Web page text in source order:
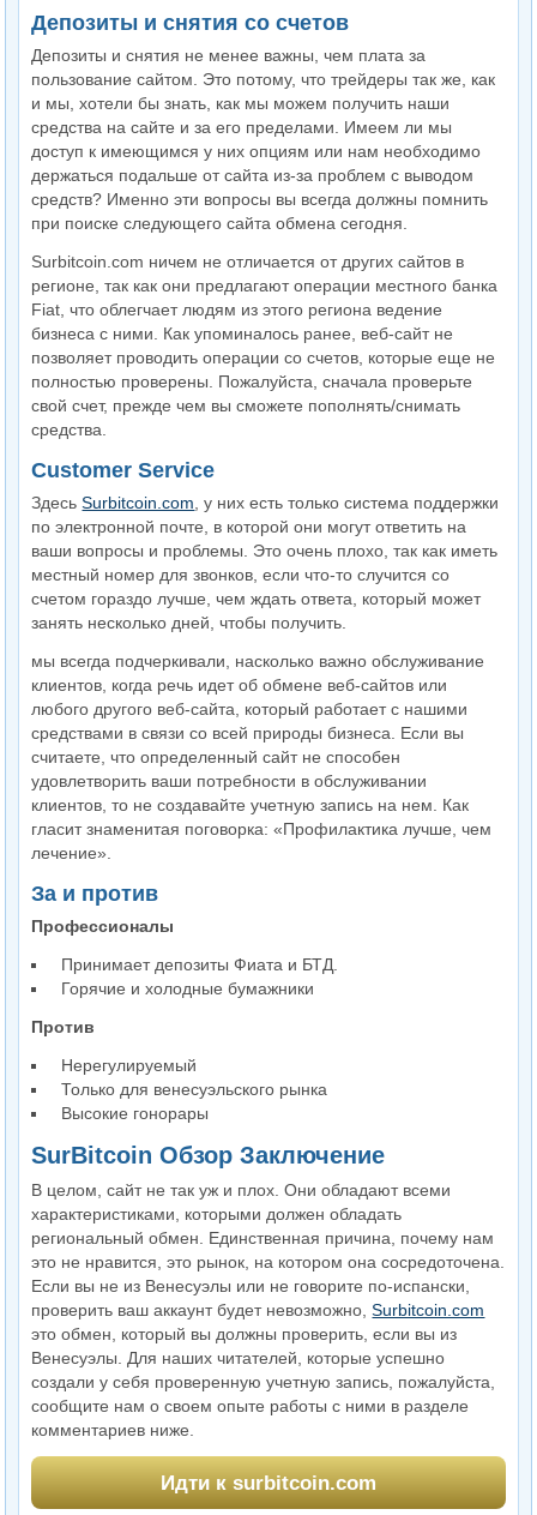
Депозиты и снятия со счетов
Депозиты и снятия не менее важны, чем плата за
пользование сайтом. Это потому, что трейдеры так же, как
и мы, хотели бы знать, как мы можем получить наши
средства на сайте и за его пределами. Имеем ли мы
доступ к имеющимся у них опциям или нам необходимо
держаться подальше от сайта из-за проблем с выводом
средств? Именно эти вопросы вы всегда должны помнить
при поиске следующего сайта обмена сегодня.
Surbitcoin.com ничем не отличается от других сайтов в
регионе, так как они предлагают операции местного банка
Fiat, что облегчает людям из этого региона ведение
бизнеса с ними. Как упоминалось ранее, веб-сайт не
позволяет проводить операции со счетов, которые еще не
полностью проверены. Пожалуйста, сначала проверьте
свой счет, прежде чем вы сможете пополнять/снимать
средства.
Customer Service
ЗдесьSurbitcoin.com, у них есть только система поддержки
по электронной почте, в которой они могут ответить на
ваши вопросы и проблемы. Это очень плохо, так как иметь
местный номер для звонков, если что-то случится со
счетом гораздо лучше, чем ждать ответа, который может
занять несколько дней, чтобы получить.
мы всегда подчеркивали, насколько важно обслуживание
клиентов, когда речь идет об обмене веб-сайтов или
любого другого веб-сайта, который работает с нашими
средствами в связи со всей природы бизнеса. Если вы
считаете, что определенный сайт не способен
удовлетворить ваши потребности в обслуживании
клиентов, то не создавайте учетную запись на нем. Как
гласит знаменитая поговорка: «Профилактика лучше, чем
лечение».
За и против
Профессионалы
Принимает депозиты Фиата и БТД.
Горячие и холодные бумажники
Против
Нерегулируемый
Только для венесуэльского рынка
Высокие гонорары
SurBitcoin Обзор Заключение
В целом, сайт не так уж и плох. Они обладают всеми
характеристиками, которыми должен обладать
региональный обмен. Единственная причина, почему нам
это не нравится, это рынок, на котором она сосредоточена.
Если вы не из Венесуэлы или не говорите по-испански,
проверить ваш аккаунт будет невозможно,Surbitcoin.com
это обмен, который вы должны проверить, если вы из
Венесуэлы. Для наших читателей, которые успешно
создали у себя проверенную учетную запись, пожалуйста,
сообщите нам о своем опыте работы с ними в разделе
комментариев ниже.
Идти к surbitcoin.com